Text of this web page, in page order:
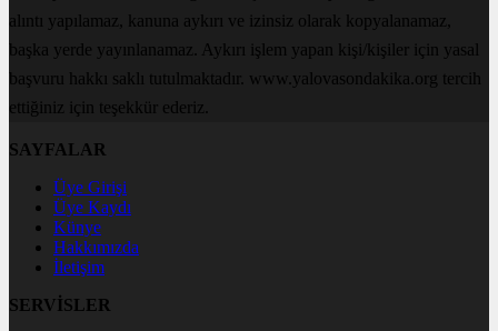
alıntı yapılamaz, kanuna aykırı ve izinsiz olarak kopyalanamaz,
başka yerde yayınlanamaz. Aykırı işlem yapan kişi/kişiler için yasal
başvuru hakkı saklı tutulmaktadır. www.yalovasondakika.org tercih
ettiğiniz için teşekkür ederiz.
SAYFALAR
Üye Girişi
Üye Kaydı
Künye
Hakkımızda
İletişim
SERVİSLER